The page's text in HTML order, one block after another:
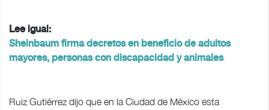
Lee igual:
Sheinbaum firma decretos en beneficio de adultos
mayores, personas con discapacidad y animales
Ruiz Gutiérrez dijo que en la Ciudad de México esta